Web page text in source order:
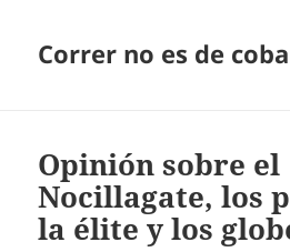
Correr no es de
Opinión sobre el
Nocillagate, los
la élite y los